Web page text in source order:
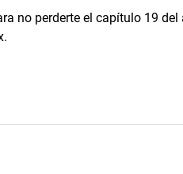
no perderte el capítulo 19 del